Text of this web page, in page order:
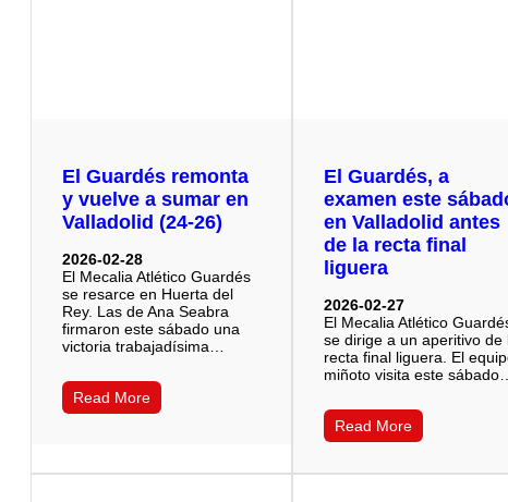
El Guardés remonta
y vuelve a sumar en
Valladolid (24-26)
2026-02-28
El Mecalia Atlético Guardés
se resarce en Huerta del
Rey. Las de Ana Seabra
firmaron este sábado una
victoria trabajadísima…
Read More
El Guardés, a
examen este
en Valladolid antes
de la recta final
liguera
2026-02-27
El Mecalia Atlético
se dirige a un aperitivo de
recta final liguera. El
miñoto visita este sábado…
Read More